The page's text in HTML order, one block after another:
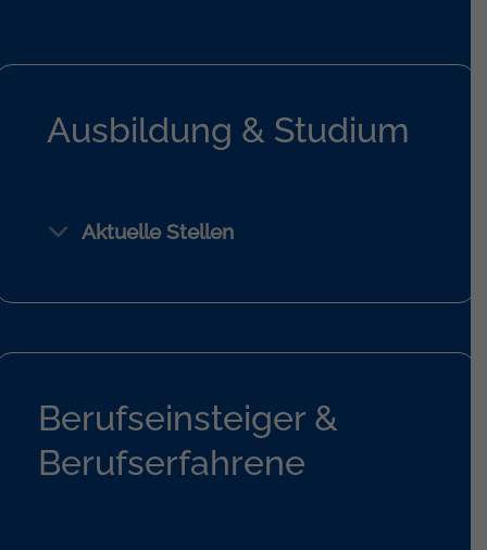
Ausbildung & Studium
Aktuelle Stellen
Berufseinsteiger &
Berufserfahrene